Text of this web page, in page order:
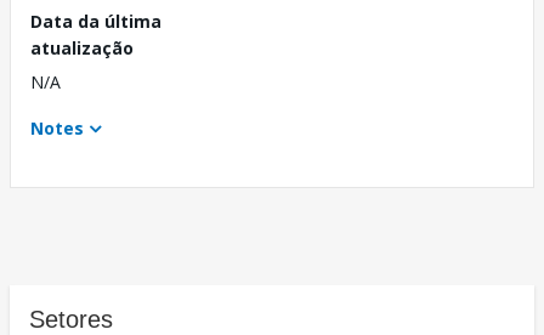
Data da última
atualização
N/A
Notes
Setores